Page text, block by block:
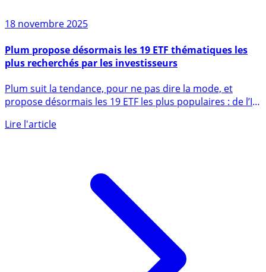
Plum propose désormais les 19 ETF thématiques les
Plum suit la tendance, pour ne pas dire la mode, et
propose désormais les 19 ETF les plus populaires : de l’IA
au (...)